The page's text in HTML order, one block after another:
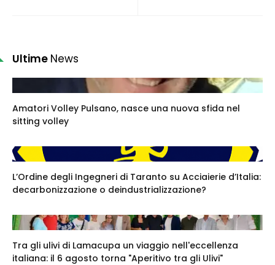
Ultime News
Amatori Volley Pulsano, nasce una nuova sfida nel
sitting volley
L’Ordine degli Ingegneri di Taranto su Acciaierie d’Italia:
decarbonizzazione o deindustrializzazione?
Tra gli ulivi di Lamacupa un viaggio nell'eccellenza
italiana: il 6 agosto torna "Aperitivo tra gli Ulivi"